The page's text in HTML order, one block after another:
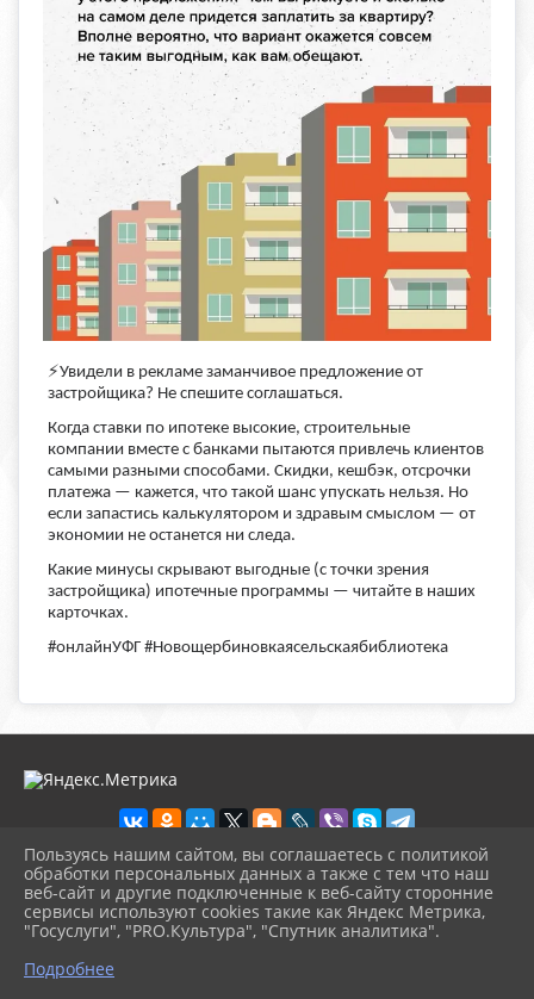
⚡️Увидели в рекламе заманчивое предложение от
застройщика? Не спешите соглашаться.
Когда ставки по ипотеке высокие, строительные
компании вместе с банками пытаются привлечь клиентов
самыми разными способами. Скидки, кешбэк, отсрочки
платежа — кажется, что такой шанс упускать нельзя. Но
если запастись калькулятором и здравым смыслом — от
экономии не останется ни следа.
Какие минусы скрывают выгодные (с точки зрения
застройщика) ипотечные программы — читайте в наших
карточках.
#онлайнУФГ #Новощербиновкаясельскаябиблиотека
2026 г. novosb.sherbok.ru
Вход
Карта сайта
Политика обработки персональных данных
Пользуясь нашим сайтом, вы соглашаетесь с политикой
обработки персональных данных а также с тем что наш
веб-сайт и другие подключенные к веб-сайту сторонние
сервисы используют cookies такие как Яндекс Метрика,
"Госуслуги", "PRO.Культура", "Спутник аналитика".
Подробнее